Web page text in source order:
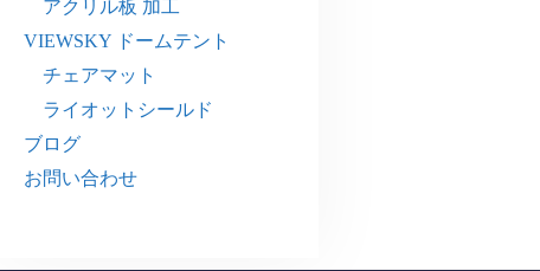
アクリル板 加工
VIEWSKY ドームテント
チェアマット
ライオットシールド
ブログ
お問い合わせ